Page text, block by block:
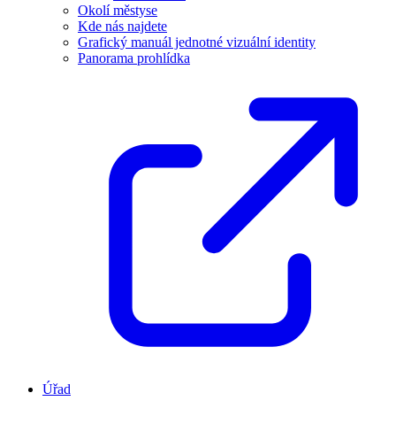
Okolí městyse
Kde nás najdete
Grafický manuál jednotné vizuální identity
Panorama prohlídka
Úřad